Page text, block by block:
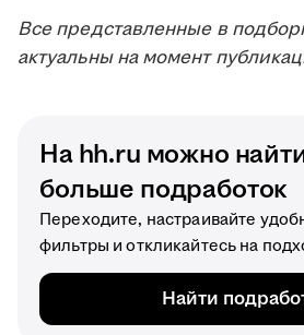
Все представленные в
актуальны на момент
На hh.ru можно
больше подработок
Переходите, настраивайте
фильтры и откликайтесь на
Найти